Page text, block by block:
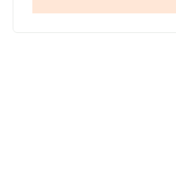
S.L, NIF B64822349, se